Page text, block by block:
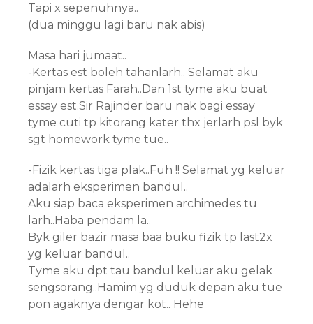
Tapi x sepenuhnya..
(dua minggu lagi baru nak abis)
Masa hari jumaat..
-Kertas est boleh tahanlarh.. Selamat aku
pinjam kertas Farah..Dan 1st tyme aku buat
essay est.Sir Rajinder baru nak bagi essay
tyme cuti tp kitorang kater thx jerlarh psl byk
sgt homework tyme tue..
-Fizik kertas tiga plak..Fuh !! Selamat yg keluar
adalarh eksperimen bandul..
Aku siap baca eksperimen archimedes tu
larh..Haba pendam la..
Byk giler bazir masa baa buku fizik tp last2x
yg keluar bandul..
Tyme aku dpt tau bandul keluar aku gelak
sengsorang..Hamim yg duduk depan aku tue
pon agaknya dengar kot.. Hehe